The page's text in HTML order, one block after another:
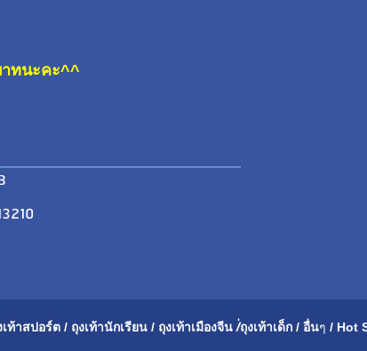
าทนะคะ^^
เท้าสปอร์ต / ถุงเท้านักเรียน/ ถุงเท้าเมืองจีน /่ถุงเท้าเด็ก / อื่นๆ / Hot